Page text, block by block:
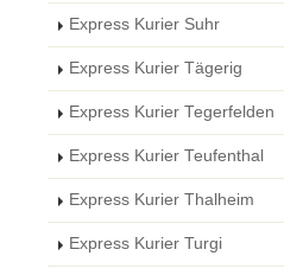
Express Kurier Suhr
Express Kurier Tägerig
Express Kurier Tegerfelden
Express Kurier Teufenthal
Express Kurier Thalheim
Express Kurier Turgi